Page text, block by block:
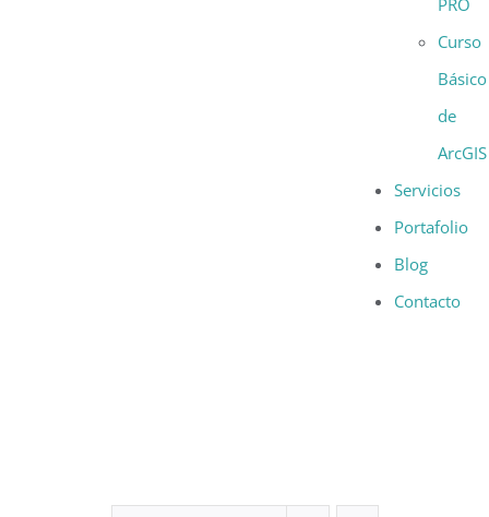
PRO
Curso
Básico
de
ArcGIS
Servicios
Portafolio
Blog
Contacto